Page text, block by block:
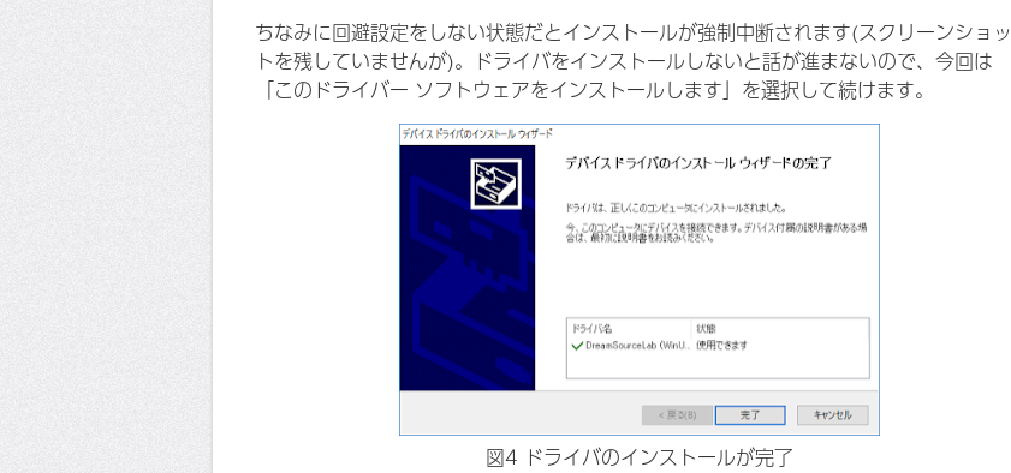
ちなみに回避設定をしない状態だとインストールが強制中断されます(スクリーンショッ
トを残していませんが)。ドライバをインストールしないと話が進まないので、今回は
「このドライバー ソフトウェアをインストールします」を選択して続けます。
図4 ドライバのインストールが完了